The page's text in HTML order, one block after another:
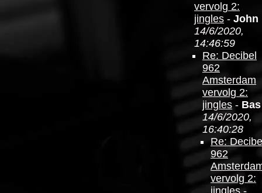
vervolg 2:
jingles - John
14/6/2020,
14:46:59
Re: Decibel
962
Amsterdam
vervolg 2:
jingles - Bas
14/6/2020,
16:40:28
Re:
962
vervolg 2:
jingles -